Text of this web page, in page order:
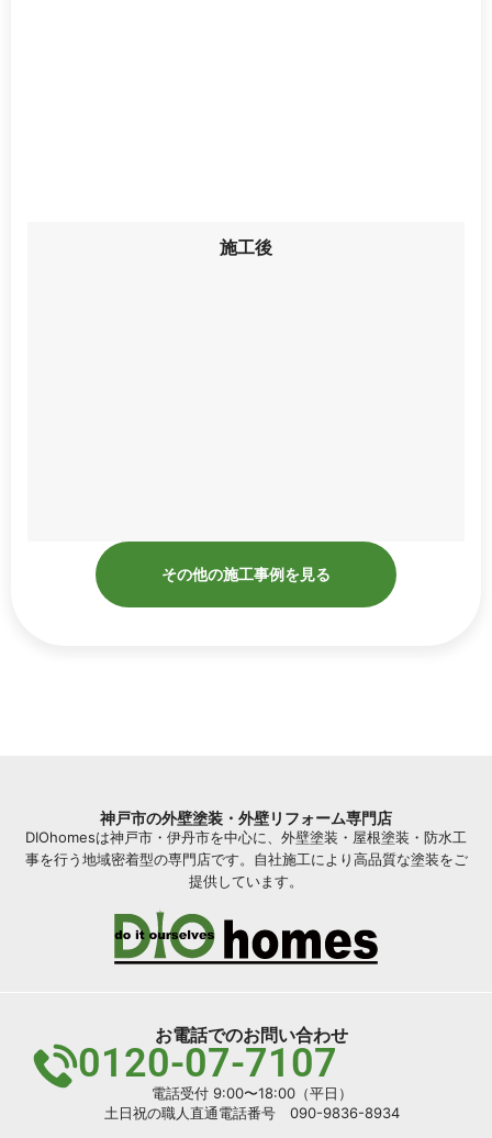
施工後
その他の施工事例を見る
神戸市の外壁塗装・外壁リフォーム専門店
DIOhomesは神戸市・伊丹市を中心に、外壁塗装・屋根塗装・防水工
事を行う地域密着型の専門店です。自社施工により高品質な塗装をご
提供しています。
お電話でのお問い合わせ
0120-07-7107
電話受付 9:00〜18:00（平日）
土日祝の職人直通電話番号 090-9836-8934